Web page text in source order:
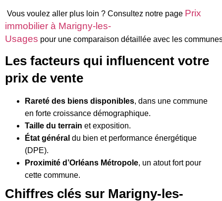
Vous voulez aller plus loin ? Consultez notre page Prix
immobilier à Marigny-les-
Usages pour une comparaison détaillée avec les
Les facteurs qui influencent votre
prix de vente
Rareté des biens disponibles, dans une commune
en forte croissance démographique.
Taille du terrain et exposition.
État général du bien et performance énergétique
(DPE).
Proximité d’Orléans Métropole, un atout fort pour
cette commune.
Chiffres clés sur Marigny-les-